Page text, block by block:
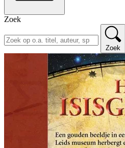
Zoek
Zoek